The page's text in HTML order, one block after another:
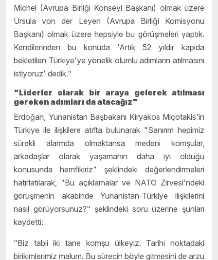
Michel (Avrupa Birliği Konseyi Başkanı) olmak üzere
Ursula von der Leyen (Avrupa Birliği Komisyonu
Başkanı) olmak üzere hepsiyle bu görüşmeleri yaptık.
Kendilerinden bu konuda 'Artık 52 yıldır kapıda
bekletilen Türkiye'ye yönelik olumlu adımların atılmasını
istiyoruz' dedik."
"Liderler olarak bir araya gelerek atılması
gereken adımları da atacağız"
Erdoğan, Yunanistan Başbakanı Kiryakos Miçotakis'in
Türkiye ile ilişkilere atıfta bulunarak "Sanırım hepimiz
sürekli alarmda olmaktansa medeni komşular,
arkadaşlar olarak yaşamanın daha iyi olduğu
konusunda hemfikiriz" şeklindeki değerlendirmeleri
hatırlatılarak, "Bu açıklamalar ve NATO Zirvesi'ndeki
görüşmenin akabinde Yunanistan-Türkiye ilişkilerini
nasıl görüyorsunuz?" şeklindeki soru üzerine şunları
kaydetti:
"Biz tabii iki tane komşu ülkeyiz. Tarihi noktadaki
birikimlerimiz malum. Bu sürecin böyle gitmesini de arzu